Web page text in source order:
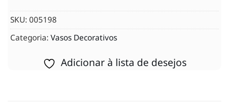
SKU: 005198
Categoria: Vasos Decorativos
Adicionar à lista de desejos